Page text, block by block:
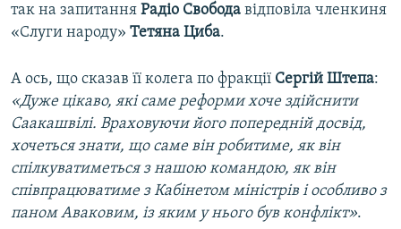
так на запитання Радіо Свобода відповіла членкиня
«Слуги народу» Тетяна Циба.
А ось, що сказав її колега по фракції Сергій Штепа:
«Дуже цікаво, які саме реформи хоче здійснити
Саакашвілі. Враховуючи його попередній досвід,
хочеться знати, що саме він робитиме, як він
спілкуватиметься з нашою командою, як він
співпрацюватиме з Кабінетом міністрів і особливо з
паном Аваковим, із яким у нього був конфлікт».